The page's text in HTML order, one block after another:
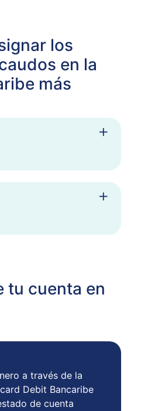
los
en la
más
tu cuenta en
a través de la
Debit Bancaribe
de cuenta